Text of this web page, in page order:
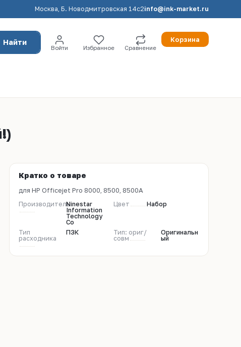
Москва, Б. Новодмитровская 14с2info@ink-market.ru
Найти
Войти Избранное Сравнение
Корзина
Кратко о товаре
для HP Officejet Pro 8000, 8500, 8500A
ПроизводительNinestar
Information
Technology
Co
Цвет Набор
Тип
расходника
ПЗК
Тип: ориг/
совм
Оригинальн
ый